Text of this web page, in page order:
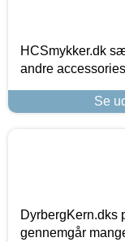
HCSmykker.dk
andre
Se
DyrbergKern.dks
gennemgår